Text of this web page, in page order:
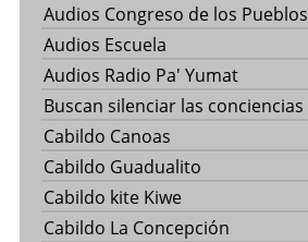
Audios Congreso de los Pueblos
Audios Escuela
Audios Radio Pa' Yumat
Buscan silenciar las conciencias
Cabildo Canoas
Cabildo Guadualito
Cabildo kite Kiwe
Cabildo La Concepción